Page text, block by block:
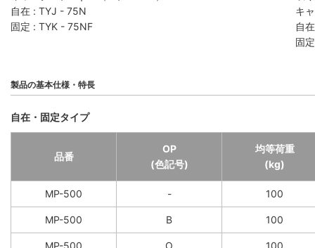
自在 : TYJ - 75N
固定 : TYK - 75NF
キ
自
固
製品の基本仕様・特長
自在・固定タイプ
品番
OP
(色記号)
均等荷重
(kg)
MP-500 - 100
MP-500 B 100
MP-500 O 100